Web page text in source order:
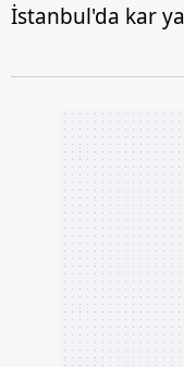
İstanbul'da kar